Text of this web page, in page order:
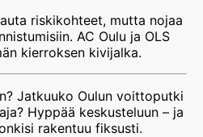
riskikohteet, mutta nojaa
AC Oulu ja OLS
kierroksen kivijalka.
Jatkuuko Oulun voittoputki
Hyppää keskusteluun – ja
rakentuu fiksusti.